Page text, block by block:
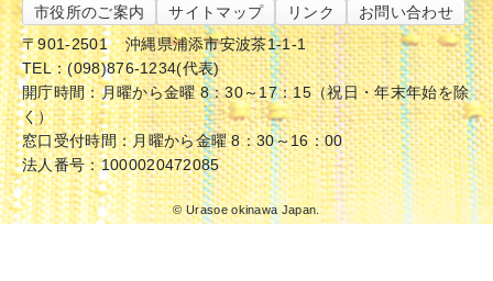
市役所のご案内 サイトマップ リンク
お問い合わせ
〒901-2501
沖縄県浦添市安波茶1-1-1
TEL：(098)876-1234(代表)
開庁時間：月曜から金曜 8：30～17：15（祝日・年末年始を除
く）
窓口受付時間：月曜から金曜 8：30～16：00
法人番号：1000020472085
© Urasoe okinawa Japan.